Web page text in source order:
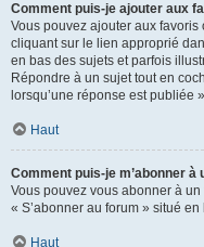
Comment puis-je ajouter aux
Vous pouvez ajouter aux
cliquant sur le lien approprié
en bas des sujets et parfois
Répondre à un sujet tout en
lorsqu’une réponse est publiée
Haut
Comment puis-je m’abonner à
Vous pouvez vous abonner à
« S’abonner au forum » situé
Haut